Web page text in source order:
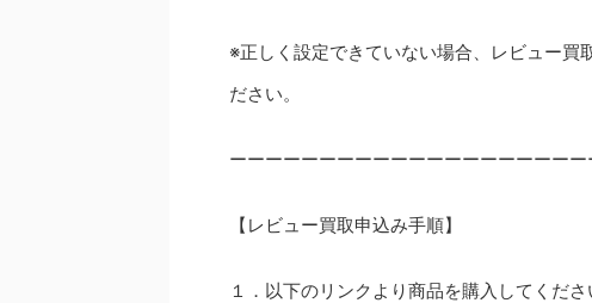
※正しく設定できていない場合、レビュー買
ださい。
ーーーーーーーーーーーーーーーーーーー
【レビュー買取申込み手順】
１．以下のリンクより商品を購入してくださ